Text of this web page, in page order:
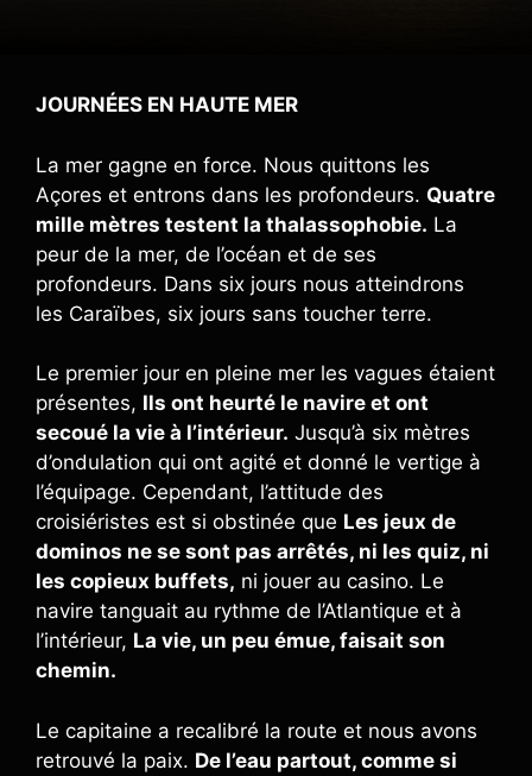
JOURNÉES EN HAUTE MER
La mer gagne en force. Nous quittons les
Açores et entrons dans les profondeurs. Quatre
mille mètres testent la thalassophobie. La
peur de la mer, de l’océan et de ses
profondeurs. Dans six jours nous atteindrons
les Caraïbes, six jours sans toucher terre.
Le premier jour en pleine mer les vagues étaient
présentes, Ils ont heurté le navire et ont
secoué la vie à l’intérieur. Jusqu’à six mètres
d’ondulation qui ont agité et donné le vertige à
l’équipage. Cependant, l’attitude des
croisiéristes est si obstinée que Les jeux de
dominos ne se sont pas arrêtés, ni les quiz, ni
les copieux buffets, ni jouer au casino. Le
navire tanguait au rythme de l’Atlantique et à
l’intérieur, La vie, un peu émue, faisait son
chemin.
Le capitaine a recalibré la route et nous avons
retrouvé la paix. De l’eau partout, comme si